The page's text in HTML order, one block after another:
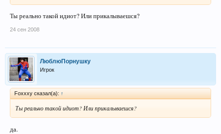
Ты реально такой идиот? Или прикалываешся?
24 сен 2008
ЛюблюПорнушку
Игрок
Foxxxy сказал(а): ↑
Ты реально такой идиот? Или прикалываешся?
да.